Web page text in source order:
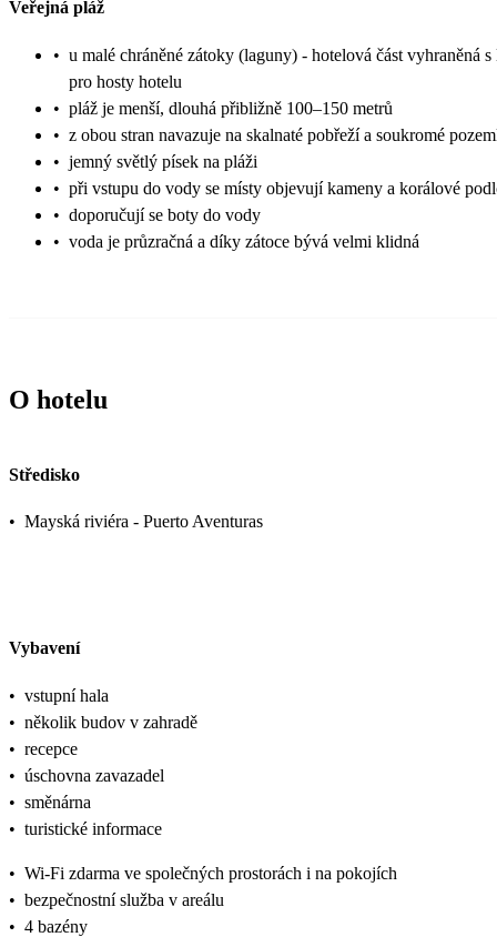
Veřejná pláž
• u malé chráněné zátoky (laguny) - hotelová část vyhraněná s
pro hosty hotelu
• pláž je menší, dlouhá přibližně 100–150 metrů
• z obou stran navazuje na skalnaté pobřeží a soukromé
• jemný světlý písek na pláži
• při vstupu do vody se místy objevují kameny a korálové
• doporučují se boty do vody
• voda je průzračná a díky zátoce bývá velmi klidná
O hotelu
Středisko
• Mayská riviéra - Puerto Aventuras
Vybavení
• vstupní hala
• několik budov v zahradě
• recepce
• úschovna zavazadel
• směnárna
• turistické informace
• Wi-Fi zdarma ve společných prostorách i na pokojích
• bezpečnostní služba v areálu
• 4 bazény